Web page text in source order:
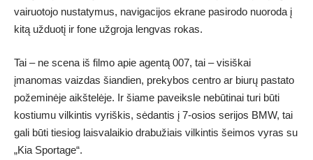
vairuotojo nustatymus, navigacijos ekrane pasirodo nuoroda į
kitą užduotį ir fone užgroja lengvas rokas.
Tai – ne scena iš filmo apie agentą 007, tai – visiškai
įmanomas vaizdas šiandien, prekybos centro ar biurų pastato
požeminėje aikštelėje. Ir šiame paveiksle nebūtinai turi būti
kostiumu vilkintis vyriškis, sėdantis į 7-osios serijos BMW, tai
gali būti tiesiog laisvalaikio drabužiais vilkintis šeimos vyras su
„Kia Sportage“.